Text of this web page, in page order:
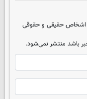
اشخاص حقیقی و حقوقی
باشد منتشر نمی‌شود.